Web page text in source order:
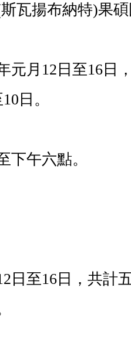
瓦揚布納特)果
元月12日至16日
日。
下午六點。
日至16日，共計